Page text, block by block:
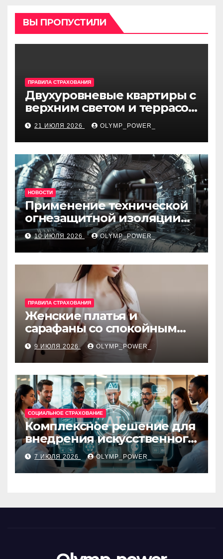
ВЫ ПРОПУСТИЛИ
ПРАВИЛА СТРАХОВАНИЯ
Двухуровневые квартиры с
верхним светом и террасой
в готовом жилом
комплексе
21 ИЮЛЯ 2026 OLYMP_POWER_
НОВОСТИ
Применение технической
огнезащитной изоляции
для промышленных
объектов и нормативные
требования
10 ИЮЛЯ 2026 OLYMP_POWER_
ПРАВИЛА СТРАХОВАНИЯ
Женские платья и
сарафаны со спокойным
силуэтом, комфортной
посадкой и размерами 42–
48
9 ИЮЛЯ 2026 OLYMP_POWER_
СОЦИАЛЬНОЕ СТРАХОВАНИЕ
Комплексное решение для
внедрения искусственного
интеллекта в бизнес-
процессы
7 ИЮЛЯ 2026 OLYMP_POWER_